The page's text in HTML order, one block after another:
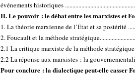
événements historiques
II. Le pouvoir : le débat entre les marxistes et
1. La théorie marxienne de l’État et sa postérité
2. Foucault et la méthode
2.1 La critique marxiste de la méthode
2.2 La réponse aux marxistes : la
Pour conclure : la dialectique peut-elle casser